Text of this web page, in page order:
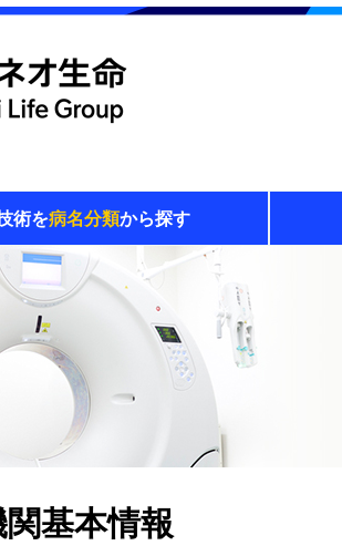
術を病名分類から探す
関基本情報